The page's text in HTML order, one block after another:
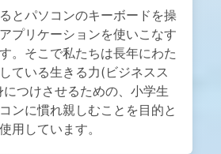
とパソコンのキーボードを操
プリケーションを使いこなす
。そこで私たちは長年にわた
ている生きる力(ビジネスス
つけさせるための、小学生
ンに慣れ親しむことを目的と
用しています。